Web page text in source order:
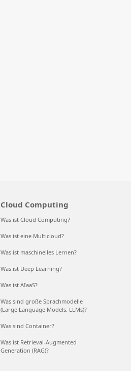
Cloud Computing
Was ist Cloud Computing?
Was ist eine Multicloud?
Was ist maschinelles Lernen?
Was ist Deep Learning?
Was ist AIaaS?
Was sind große Sprachmodelle
(Large Language Models, LLMs)?
Was sind Container?
Was ist Retrieval-Augmented
Generation (RAG)?